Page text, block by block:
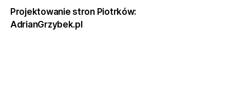
Projektowanie stron Piotrków:
AdrianGrzybek.pl